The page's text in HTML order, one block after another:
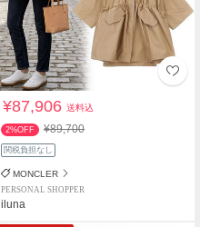
¥87,906送料込
2%OFF ¥89,700
関税負担なし
MONCLER
PERSONAL SHOPPER
iluna